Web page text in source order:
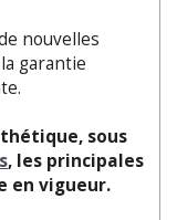
nouvelles
garantie
sous
, les principales
en vigueur.